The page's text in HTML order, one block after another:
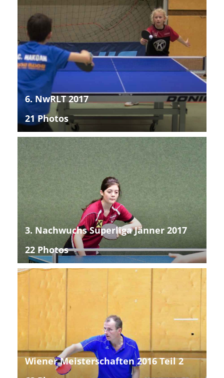
6. NwRLT 2017
21 Photos
3. Nachwuchs Superliga Jänner 2017
22 Photos
Wiener Meisterschaften 2016 Teil 2